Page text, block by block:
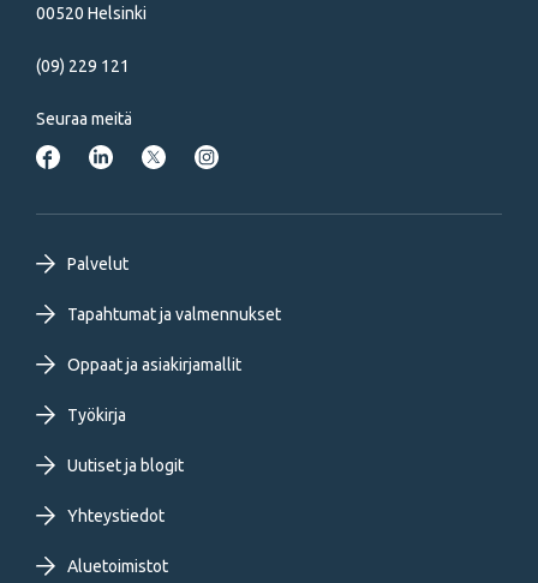
00520 Helsinki
(09) 229 121
Seuraa meitä
Footer
primary
menu
FI
Palvelut
Tapahtumat ja valmennukset
Oppaat ja asiakirjamallit
Työkirja
Uutiset ja blogit
Yhteystiedot
Aluetoimistot